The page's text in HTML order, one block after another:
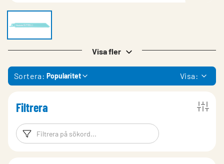
Visa fler
Sortera: Popularitet Visa:
Filtrera
Filtreringsord Filtrera